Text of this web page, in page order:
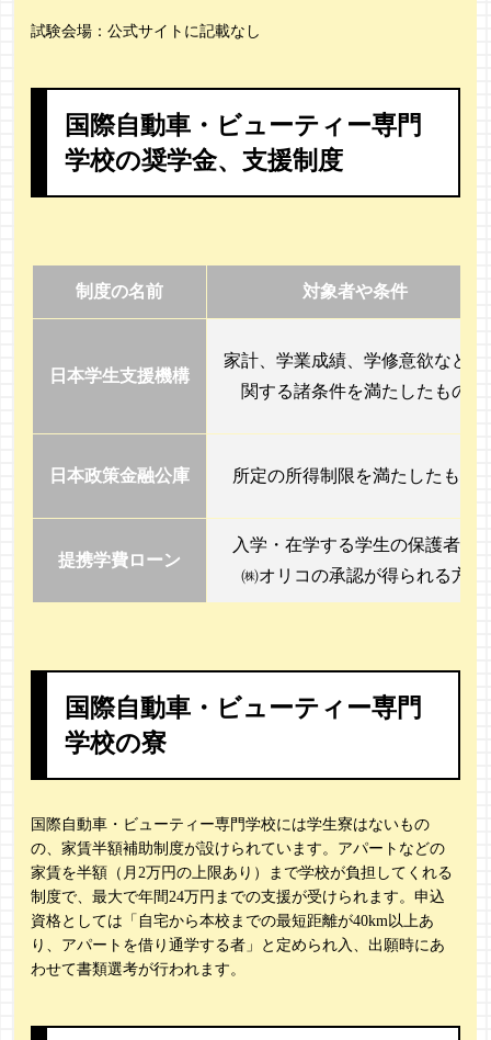
試験会場：公式サイトに記載なし
国際自動車・ビューティー専門
学校の奨学金、支援制度
制度の名前 対象者や条件
日本学生支援機構
家計、学業成績、学修意欲などに
関する諸条件を満たしたもの
日本政策金融公庫 所定の所得制限を満たしたもの
提携学費ローン
入学・在学する学生の保護者で
㈱オリコの承認が得られる方
国際自動車・ビューティー専門
学校の寮
国際自動車・ビューティー専門学校には学生寮はないもの
の、家賃半額補助制度が設けられています。アパートなどの
家賃を半額（月2万円の上限あり）まで学校が負担してくれる
制度で、最大で年間24万円までの支援が受けられます。申込
資格としては「自宅から本校までの最短距離が40km以上あ
り、アパートを借り通学する者」と定められ入、出願時にあ
わせて書類選考が行われます。